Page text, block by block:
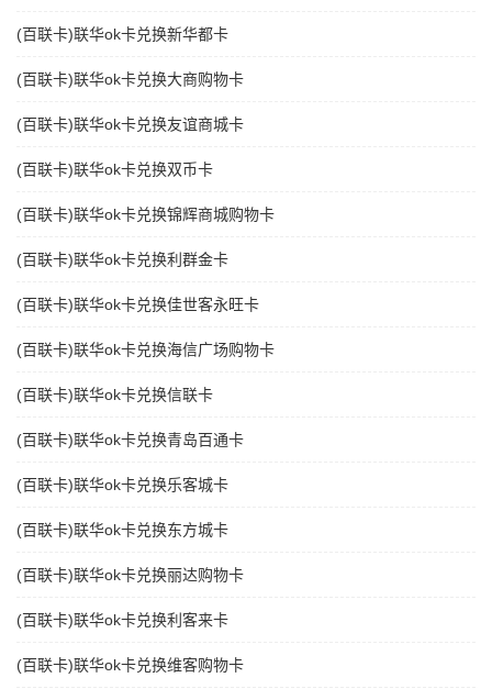
(百联卡)联华ok卡兑换新华都卡
(百联卡)联华ok卡兑换大商购物卡
(百联卡)联华ok卡兑换友谊商城卡
(百联卡)联华ok卡兑换双币卡
(百联卡)联华ok卡兑换锦辉商城购物卡
(百联卡)联华ok卡兑换利群金卡
(百联卡)联华ok卡兑换佳世客永旺卡
(百联卡)联华ok卡兑换海信广场购物卡
(百联卡)联华ok卡兑换信联卡
(百联卡)联华ok卡兑换青岛百通卡
(百联卡)联华ok卡兑换乐客城卡
(百联卡)联华ok卡兑换东方城卡
(百联卡)联华ok卡兑换丽达购物卡
(百联卡)联华ok卡兑换利客来卡
(百联卡)联华ok卡兑换维客购物卡